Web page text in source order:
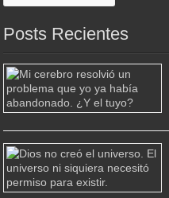
Posts Recientes